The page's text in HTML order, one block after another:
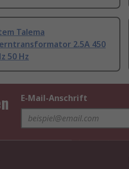
Talema
2.5A 450
50 Hz
E-Mail-Anschrift